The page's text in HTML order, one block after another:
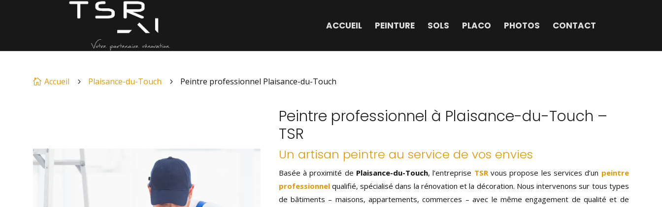
ACCUEIL PEINTURE SOLS PLACO PHOTOS CONTACT
 Accueil 5 Plaisance-du-Touch 5 Peintre professionnel Plaisance-du-Touch
Peintre professionnel à Plaisance-du-Touch –
TSR
Un artisan peintre au service de vos envies
Basée à proximité de Plaisance-du-Touch, l’entreprise TSRvous propose les services d’un peintre
professionnelqualifié, spécialisé dans la rénovation et la décoration. Nous intervenons sur tous types
de bâtiments – maisons, appartements, commerces – avec le même engagement de qualité et de